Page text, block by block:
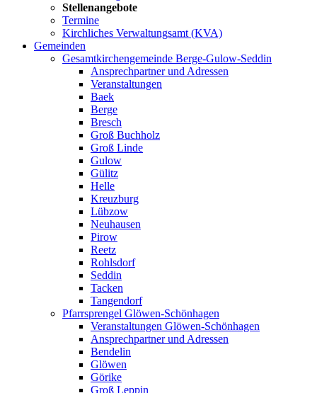
Stellenangebote
Termine
Kirchliches Verwaltungsamt (KVA)
Gemeinden
Gesamtkirchengemeinde Berge-Gulow-Seddin
Ansprechpartner und Adressen
Veranstaltungen
Baek
Berge
Bresch
Groß Buchholz
Groß Linde
Gulow
Gülitz
Helle
Kreuzburg
Lübzow
Neuhausen
Pirow
Reetz
Rohlsdorf
Seddin
Tacken
Tangendorf
Pfarrsprengel Glöwen-Schönhagen
Veranstaltungen Glöwen-Schönhagen
Ansprechpartner und Adressen
Bendelin
Glöwen
Görike
Groß Leppin